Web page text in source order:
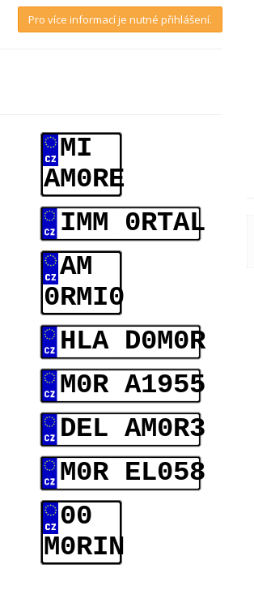
Pro více informací je nutné přihlášení.
MI
AM0RE
IMM 0RTAL
AM
0RMI0
HLA D0M0R
M0R A1955
DEL AM0R3
M0R EL058
00
M0RIN